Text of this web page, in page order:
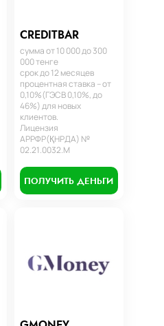
CREDITBAR
сумма от 10 000 до 300
000 тенге
срок до 12 месяцев
процентная ставка – от
0,10%(ГЭСВ 0,10%, до
46%) для новых
клиентов.
Лицензия
АРРФР(ҚНРДА) №
02.21.0032.М
ПОЛУЧИТЬ ДЕНЬГИ